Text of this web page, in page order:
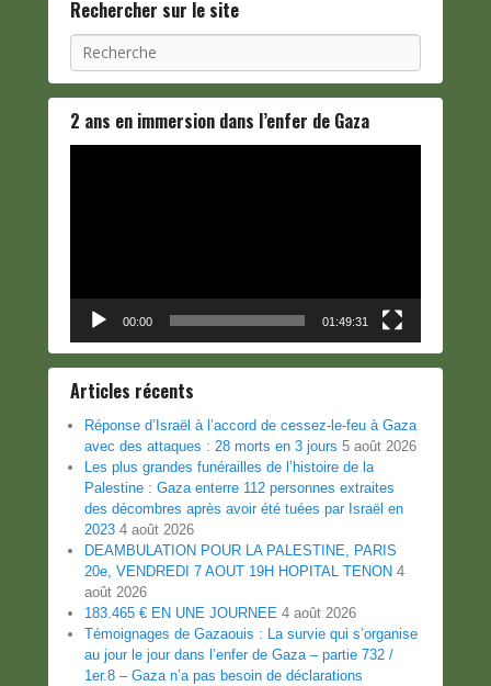
Rechercher sur le site
Recherche
2 ans en immersion dans l’enfer de Gaza
00:00 01:49:31
Articles récents
Réponse d’Israël à l’accord de cessez-le-feu à Gaza
avec des attaques : 28 morts en 3 jours 5 août 2026
Les plus grandes funérailles de l’histoire de la
Palestine : Gaza enterre 112 personnes extraites
des décombres après avoir été tuées par Israël en
2023 4 août 2026
DEAMBULATION POUR LA PALESTINE, PARIS
20e, VENDREDI 7 AOUT 19H HOPITAL TENON 4
août 2026
183.465 € EN UNE JOURNEE 4 août 2026
Témoignages de Gazaouis : La survie qui s’organise
au jour le jour dans l’enfer de Gaza – partie 732 /
1er.8 – Gaza n’a pas besoin de déclarations